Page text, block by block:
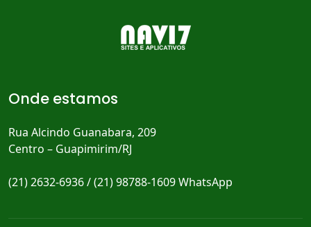
Onde estamos
Rua Alcindo Guanabara, 209
Centro – Guapimirim/RJ
(21) 2632-6936 / (21) 98788-1609 WhatsApp